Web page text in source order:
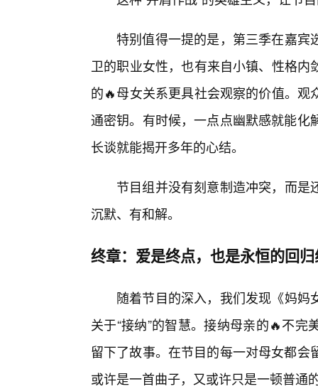
特别值得一提的是，第三季在嘉宾
卫的职业女性，也有来自小镇、性格
的🔥母女关系更具社会观察的价值。
通密钥。有时候，一点点幽默感就能
长谈就能揭开多年的心结。
节目组并没有刻意制造冲突，而
沉默、有和解。
终章：爱是终点，也是永恒的回
随着节目的深入，我们发现《妈
关于“接纳”的智慧。接纳母亲的🔥不
留下了故事。在节目的每一对母女都
或许是一首曲子，又或许只是一顿普通